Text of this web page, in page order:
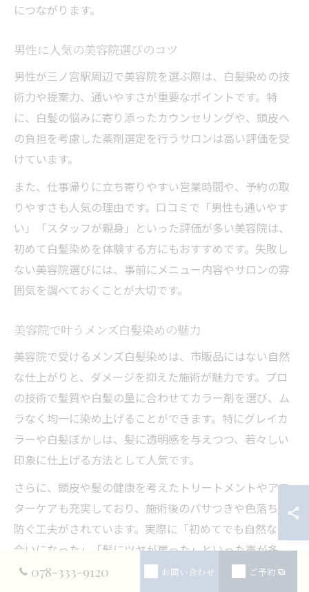
につながります。
男性に人気の美容院選びのコツ
男性が三ノ宮駅周辺で美容院を選ぶ際は、白髪染めの技
術力や提案力、通いやすさが重要なポイントです。特
に、白髪の悩みに寄り添ったカウンセリングや、頭皮へ
の負担を考慮した薬剤選定を行うサロンは高い評価を受
けています。
また、仕事帰りに立ち寄りやすい営業時間や、予約の取
りやすさも人気の理由です。口コミで「男性も通いやす
い」「スタッフが親身」といった評価が多い美容院は、
初めて白髪染めを体験する方にもおすすめです。失敗し
ない美容院選びには、事前にメニュー内容やサロンの雰
囲気を調べておくことが大切です。
美容院で叶うメンズ白髪染めの魅力
美容院で受けるメンズ白髪染めは、市販品にはない自然
な仕上がりと、ダメージを抑えた施術が魅力です。プロ
の技術で髪質や白髪の量に合わせてカラー剤を選び、ム
ラなく均一に染め上げることができます。特にグレイカ
ラーや白髪ぼかしは、髪に透明感を与えつつ、若々しい
印象に仕上げる方法として人気です。
さらに、頭皮や髪の健康を考えたトリートメントやアフ
ターケアも充実しており、施術後のパサつきや色落ちを
防ぐ工夫がされています。実際に「初めてでも自然な色
合いになった」「髪にツヤが戻った」といった声が多
く、長く通える美容院作りに力を入れている店舗が多い
078-333-9120 お問い合わせ ご予約